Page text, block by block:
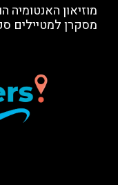
מוזיאון האנטומיה
מסקרן למטיילים